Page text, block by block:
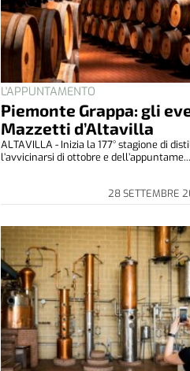
L'APPUNTAMENTO
Piemonte Grappa: gli
Mazzetti d’Altavilla
28 SETTEMBRE
ALTAVILLA - Inizia la 177° stagione di
l’avvicinarsi di ottobre e dell’appuntame...